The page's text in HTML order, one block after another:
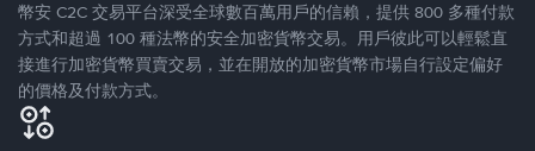
幣安 C2C 交易平台深受全球數百萬用戶的信賴，提供 800 多種付款
方式和超過 100 種法幣的安全加密貨幣交易。用戶彼此可以輕鬆直
接進行加密貨幣買賣交易，並在開放的加密貨幣市場自行設定偏好
的價格及付款方式。